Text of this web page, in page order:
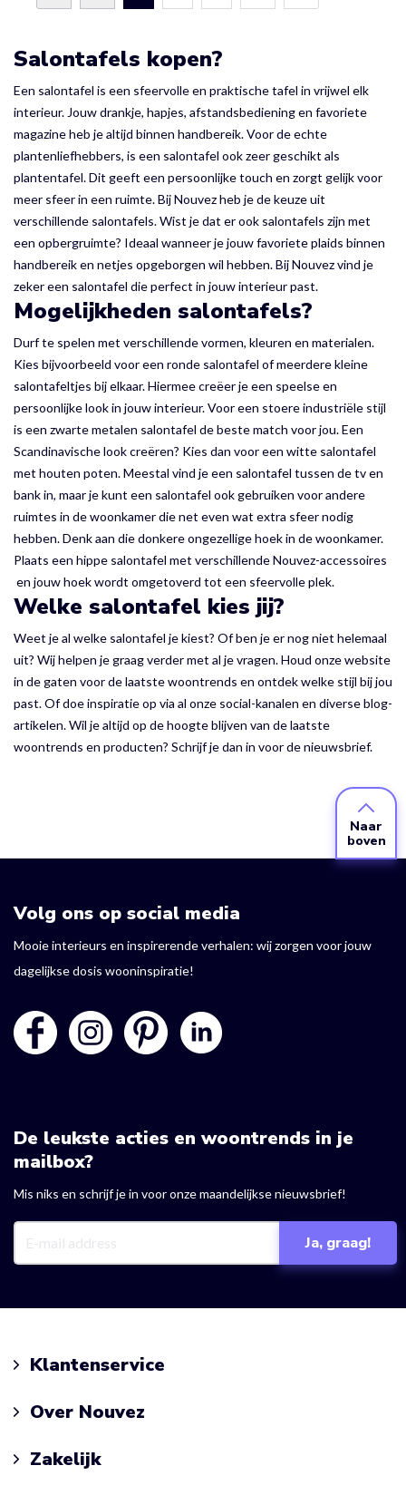
Salontafels kopen?
Een salontafel is een sfeervolle en praktische tafel in vrijwel elk
interieur. Jouw drankje, hapjes, afstandsbediening en favoriete
magazine heb je altijd binnen handbereik. Voor de echte
plantenliefhebbers, is een salontafel ook zeer geschikt als
plantentafel. Dit geeft een persoonlijke touch en zorgt gelijk voor
meer sfeer in een ruimte. Bij Nouvez heb je de keuze uit
verschillende salontafels. Wist je dat er ook salontafels zijn met
een opbergruimte? Ideaal wanneer je jouw favoriete plaids binnen
handbereik en netjes opgeborgen wil hebben. Bij Nouvez vind je
zeker een salontafel die perfect in jouw interieur past.
Mogelijkheden salontafels?
Durf te spelen met verschillende vormen, kleuren en materialen.
Kies bijvoorbeeld voor een ronde salontafel of meerdere kleine
salontafeltjes bij elkaar. Hiermee creëer je een speelse en
persoonlijke look in jouw interieur. Voor een stoere industriële stijl
is een zwarte metalen salontafel de beste match voor jou. Een
Scandinavische look creëren? Kies dan voor een witte salontafel
met houten poten. Meestal vind je een salontafel tussen de tv en
bank in, maar je kunt een salontafel ook gebruiken voor andere
ruimtes in de woonkamer die net even wat extra sfeer nodig
hebben. Denk aan die donkere ongezellige hoek in de woonkamer.
Plaats een hippe salontafel met verschillende Nouvez-accessoires
en jouw hoek wordt omgetoverd tot een sfeervolle plek.
Welke salontafel kies jij?
Weet je al welke salontafel je kiest? Of ben je er nog niet helemaal
uit? Wij helpen je graag verder met al je vragen. Houd onze website
in de gaten voor de laatste woontrends en ontdek welke stijl bij jou
past. Of doe inspiratie op via al onze social-kanalen en diverse blog-
artikelen. Wil je altijd op de hoogte blijven van de laatste
woontrends en producten? Schrijf je dan in voor de nieuwsbrief.
Naar
boven
Volg ons op social media
Mooie interieurs en inspirerende verhalen: wij zorgen voor jouw
dagelijkse dosis wooninspiratie!
De leukste acties en woontrends in je
mailbox?
Mis niks en schrijf je in voor onze maandelijkse nieuwsbrief!
Klantenservice
Over Nouvez
Zakelijk